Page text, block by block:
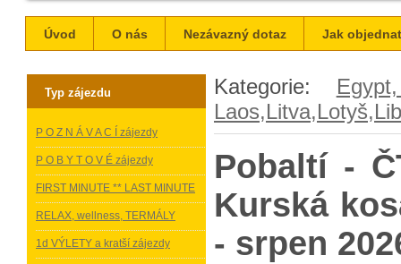
Úvod O nás Nezávazný dotaz Jak
Typ zájezdu
P O Z N Á V A C Í zájezdy
P O B Y T O V É zájezdy
FIRST MINUTE ** LAST MINUTE
RELAX, wellness, TERMÁLY
1d VÝLETY a kratší zájezdy
Kategorie:
Pobaltí -
Kurská
- srpen